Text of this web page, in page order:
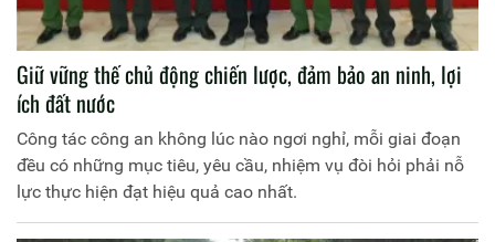
Giữ vững thế chủ động chiến lược, đảm bảo an ninh, lợi
ích đất nước
Công tác công an không lúc nào ngơi nghỉ, mỗi giai đoạn
đều có những mục tiêu, yêu cầu, nhiệm vụ đòi hỏi phải nỗ
lực thực hiện đạt hiệu quả cao nhất.